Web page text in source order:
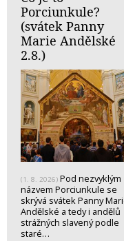
Porciunkule?
(svátek Panny
Marie Andělské
2.8.)
(1. 8. 2026) Pod nezvyklým
názvem Porciunkule se
skrývá svátek Panny
Andělské a tedy i andělů
strážných slavený podle
staré…